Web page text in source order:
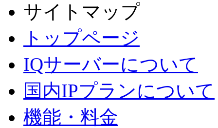
サイトマップ
トップページ
IQサーバーについて
国内IPプランについて
機能・料金